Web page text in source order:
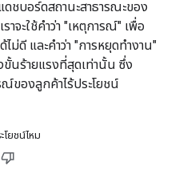
ชบอร์ดสถานะสาธารณะของ
จะใช้คำว่า "เหตุการณ์" เพื่อ
ไม่ดี และคำว่า "การหยุดทำงาน"
นร้ายแรงที่สุดเท่านั้น ซึ่ง
ของลูกค้าไร้ประโยชน์
ยชน์ไหม